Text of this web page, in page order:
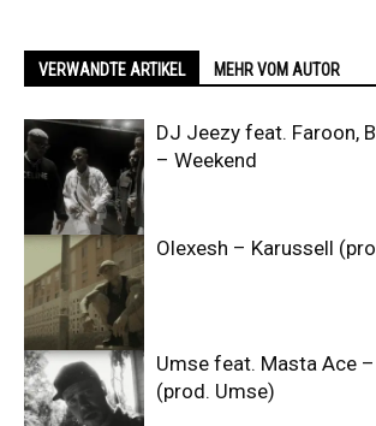
VERWANDTE ARTIKEL MEHR VOM AUTOR
DJ Jeezy feat. Faroon,
– Weekend
Olexesh – Karussell
Umse feat. Masta Ace
(prod. Umse)